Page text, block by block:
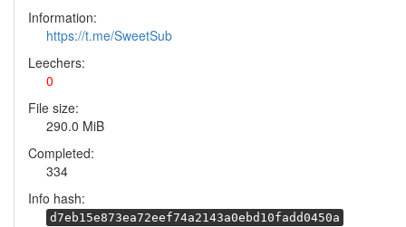
Information:
https://t.me/SweetSub
Leechers:
0
File size:
290.0 MiB
Completed:
334
Info hash:
d7eb15e873ea72eef74a2143a0ebd10fadd0450a